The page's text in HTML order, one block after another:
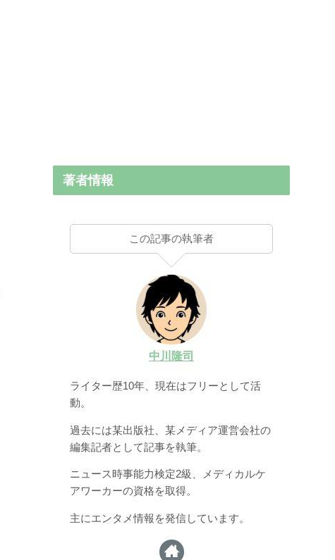
著者情報
この記事の執筆者
中川隆司
ライター歴10年、現在はフリーとして活
動。
過去には某出版社、某メディア運営会社の
編集記者として記事を執筆。
ニュース時事能力検定2級、メディカルケ
アワーカーの資格を取得。
主にエンタメ情報を発信しています。